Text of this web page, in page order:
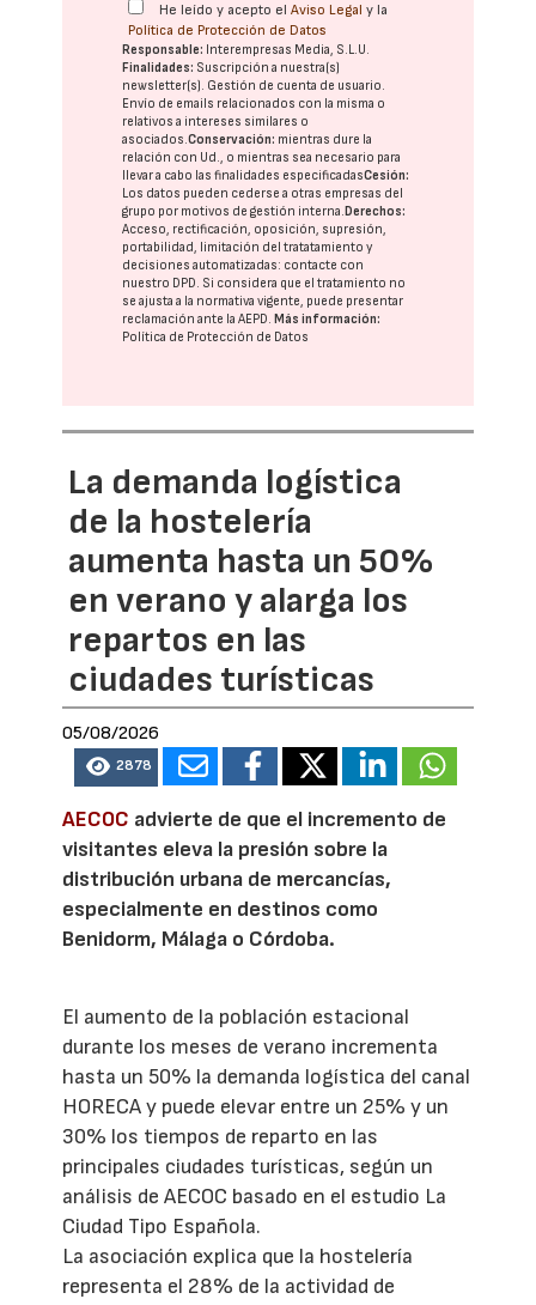
He leído y acepto elAviso Legal y la
Política de Protección de Datos
Responsable: Interempresas Media, S.L.U.
Finalidades: Suscripción a nuestra(s)
newsletter(s). Gestión de cuenta de usuario.
Envío de emails relacionados con la misma o
relativos a intereses similares o
asociados.Conservación: mientras dure la
relación con Ud., o mientras sea necesario para
llevar a cabo las finalidades especificadasCesión:
Los datos pueden cederse a otras empresas del
grupo por motivos de gestión interna. Derechos:
Acceso, rectificación, oposición, supresión,
portabilidad, limitación del tratatamiento y
decisiones automatizadas: contacte con
nuestro DPD. Si considera que el tratamiento no
se ajusta a la normativa vigente, puede presentar
reclamación ante laAEPD. Más información:
Política de Protección de Datos
La demanda logística
de la hostelería
aumenta hasta un 50%
en verano y alarga los
repartos en las
ciudades turísticas
05/08/2026
2878
AECOC advierte de que el incremento de
visitantes eleva la presión sobre la
distribución urbana de mercancías,
especialmente en destinos como
Benidorm, Málaga o Córdoba.
El aumento de la población estacional
durante los meses de verano incrementa
hasta un 50% la demanda logística del canal
HORECA y puede elevar entre un 25% y un
30% los tiempos de reparto en las
principales ciudades turísticas, según un
análisis de AECOC basado en el estudio La
Ciudad Tipo Española.
La asociación explica que la hostelería
representa el 28% de la actividad de